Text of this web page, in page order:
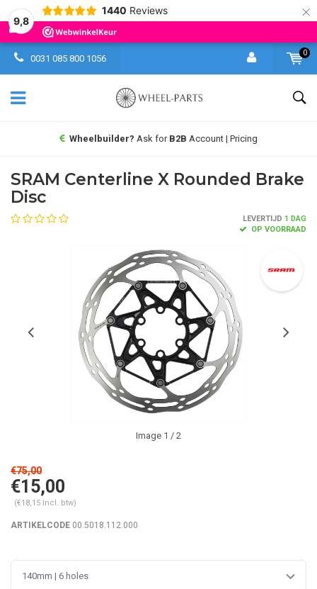
9,8
1440 Reviews ×
0031 085 800 1056
0
Wheelbuilder? Ask for B2B Account | Pricing
SRAM Centerline X Rounded Brake
Disc
LEVERTIJD 1 DAG
OP VOORRAAD
Image 1 / 2
€75,00
€15,00
(€18,15 Incl. btw)
ARTIKELCODE 00.5018.112.000
140mm | 6 holes